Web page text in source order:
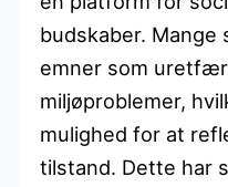
budskaber. Mange
emner som
miljøproblemer,
mulighed for at
tilstand. Dette har